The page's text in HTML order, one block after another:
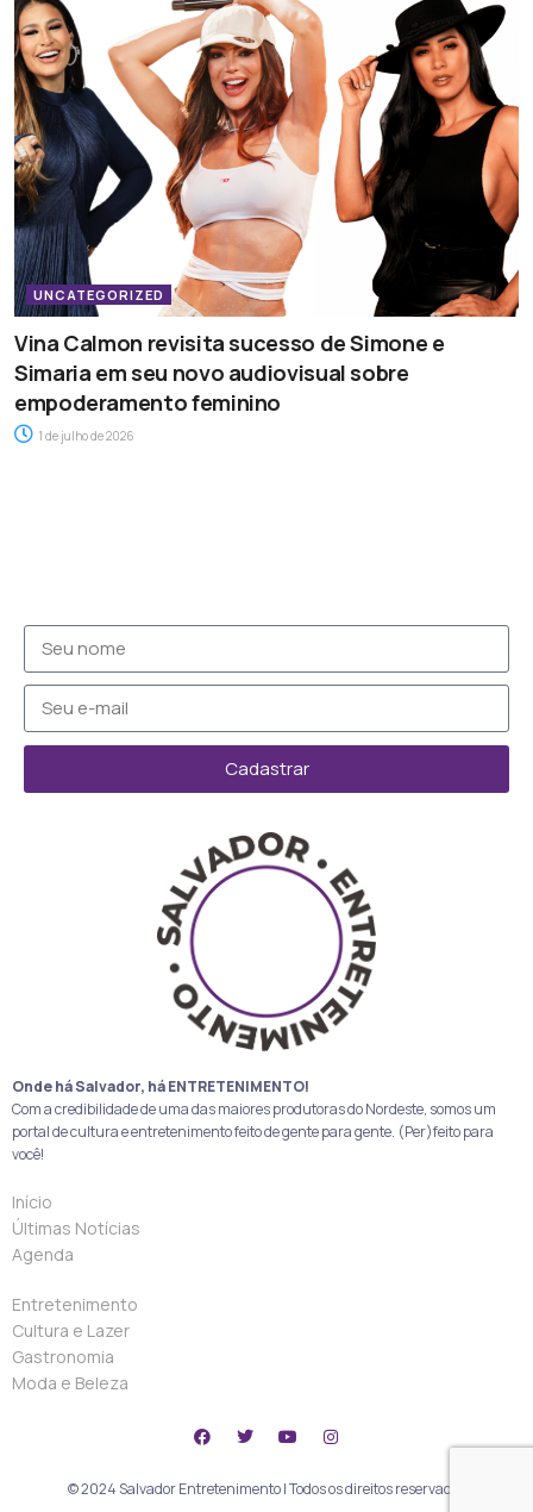
UNCATEGORIZED
Vina Calmon revisita sucesso de Simone e
Simaria em seu novo audiovisual sobre
empoderamento feminino
1 de julho de 2026
Cadastrar
Onde há Salvador, há ENTRETENIMENTO!
Com a credibilidade de uma das maiores produtoras do Nordeste, somos um
portal de cultura e entretenimento feito de gente para gente. (Per)feito para
você!
Início
Últimas Notícias
Agenda
Entretenimento
Cultura e Lazer
Gastronomia
Moda e Beleza
© 2024 Salvador Entretenimento | Todos os direitos reservados